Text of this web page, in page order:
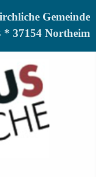
Gemeinde
37154 Northeim